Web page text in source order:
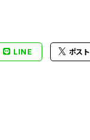
LINE ポスト